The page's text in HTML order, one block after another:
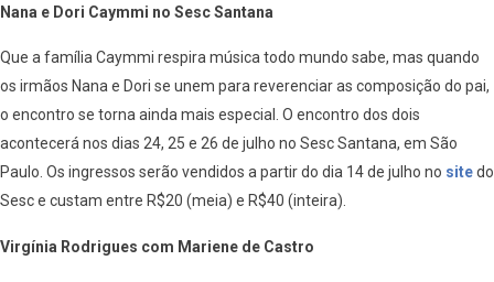
Nana e Dori Caymmi no Sesc Santana
Que a família Caymmi respira música todo mundo sabe, mas quando
os irmãos Nana e Dori se unem para reverenciar as composição do pai,
o encontro se torna ainda mais especial. O encontro dos dois
acontecerá nos dias 24, 25 e 26 de julho no Sesc Santana, em São
Paulo. Os ingressos serão vendidos a partir do dia 14 de julho no sitedo
Sesc e custam entre R$20 (meia) e R$40 (inteira).
Virgínia Rodrigues com Mariene de Castro